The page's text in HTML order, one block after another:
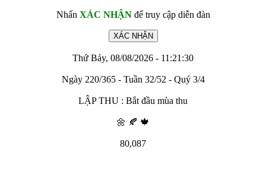
Nhấn XÁC NHẬNđể truy cập diễn đàn
Thứ Bảy, 08/08/2026 - 11:21:30
Ngày 220/365 - Tuần 32/52 - Quý 3/4
LẬP THU : Bắt đầu mùa thu
🌼 🍂 🍁
80,087